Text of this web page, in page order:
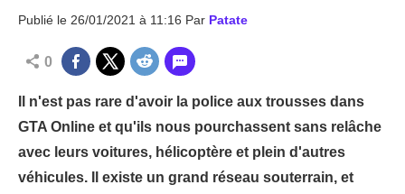
Publié le 26/01/2021 à 11:16 Par Patate
0
Il n'est pas rare d'avoir la police aux trousses dans
GTA Online et qu'ils nous pourchassent sans relâche
avec leurs voitures, hélicoptère et plein d'autres
véhicules. Il existe un grand réseau souterrain, et